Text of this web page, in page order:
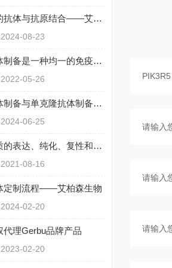
荧光标记的抗体与抗原结合——艾柏森
08-23
单克隆抗体制备是一种均一的免疫球蛋白分子
05-26
多克隆抗体制备与单克隆抗体制备在结构上的不同之处
06-25
重组蛋白质的表达、纯化、复性和定量
08-16
定制流程——艾柏森生物
02-20
代理Gerbu品牌产品
02-20